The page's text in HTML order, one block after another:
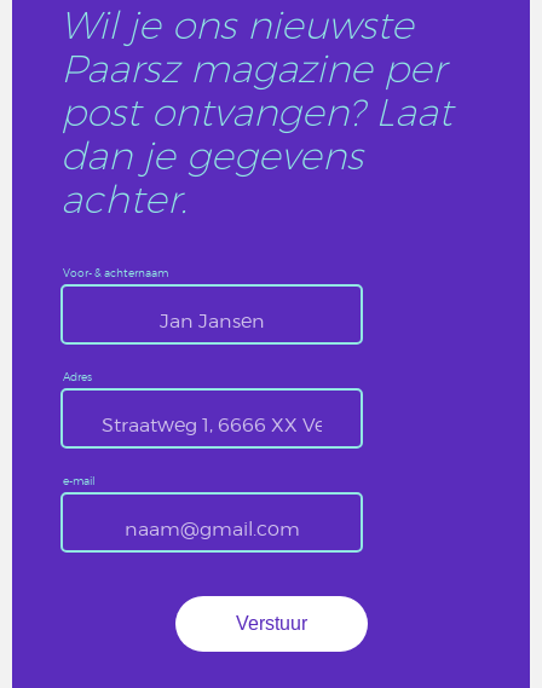
Wil je ons nieuwste
Paarsz magazine per
post ontvangen? Laat
dan je gegevens
achter.
Voor- & achternaam
Adres
e-mail